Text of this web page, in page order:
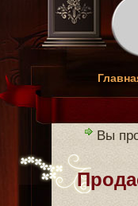
Вы